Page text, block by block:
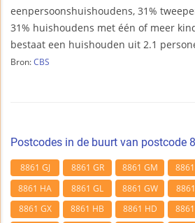
eenpersoonshuishoudens, 31%
31% huishoudens met één of meer
bestaat een huishouden uit 2.1
Bron: CBS
Postcodes in de buurt van postcode
8861 GJ 8861 GR 8861 GM
8861 HA
8861 GL 8861 GW
8861 GX
8861 HB 8861 HD